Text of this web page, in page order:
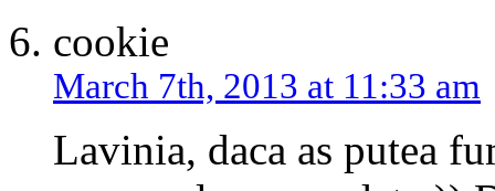
cookie
March 7th, 2013 at 11:33 am
Lavinia, daca as putea